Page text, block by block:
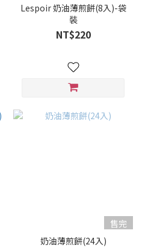
Lespoir 奶油薄煎餅(8入)-袋
裝
NT$220
售完
奶油薄煎餅(24入)